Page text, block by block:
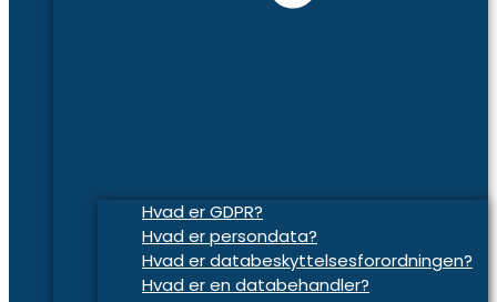
Hvad er GDPR?
Hvad er persondata?
Hvad er databeskyttelsesforordningen?
Hvad er en databehandler?